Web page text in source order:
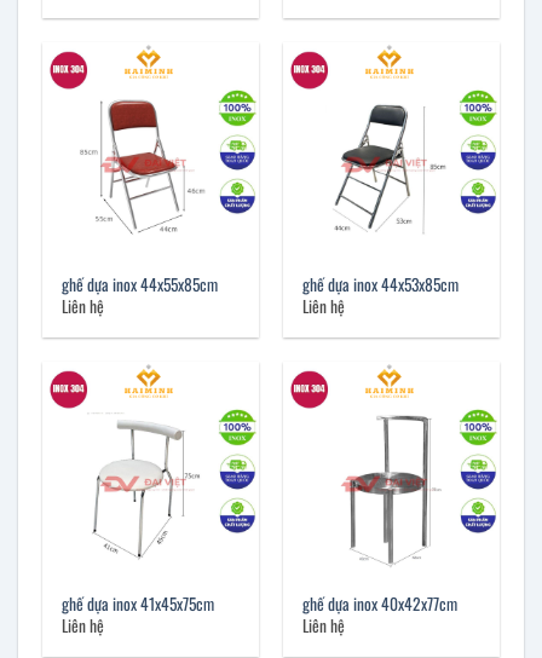
ghế dựa inox 44x55x85cm
Liên hệ
ghế dựa inox 44x53x85cm
Liên hệ
ghế dựa inox 41x45x75cm
Liên hệ
ghế dựa inox 40x42x77cm
Liên hệ